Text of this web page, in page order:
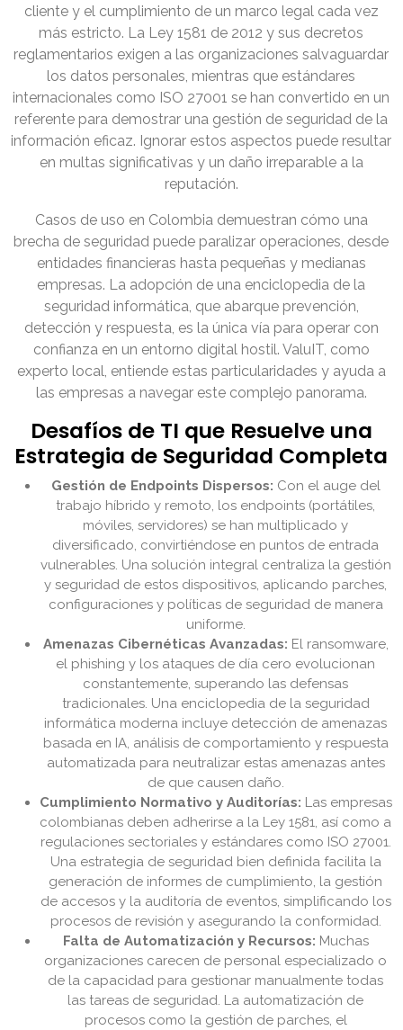
cliente y el cumplimiento de un marco legal cada vez
más estricto. La Ley 1581 de 2012 y sus decretos
reglamentarios exigen a las organizaciones salvaguardar
los datos personales, mientras que estándares
internacionales como ISO 27001 se han convertido en un
referente para demostrar una gestión de seguridad de la
información eficaz. Ignorar estos aspectos puede resultar
en multas significativas y un daño irreparable a la
reputación.
Casos de uso en Colombia demuestran cómo una
brecha de seguridad puede paralizar operaciones, desde
entidades financieras hasta pequeñas y medianas
empresas. La adopción de una enciclopedia de la
seguridad informática, que abarque prevención,
detección y respuesta, es la única vía para operar con
confianza en un entorno digital hostil. ValuIT, como
experto local, entiende estas particularidades y ayuda a
las empresas a navegar este complejo panorama.
Desafíos de TI que Resuelve una
Estrategia de Seguridad Completa
Gestión de Endpoints Dispersos: Con el auge del
trabajo híbrido y remoto, los endpoints (portátiles,
móviles, servidores) se han multiplicado y
diversificado, convirtiéndose en puntos de entrada
vulnerables. Una solución integral centraliza la gestión
y seguridad de estos dispositivos, aplicando parches,
configuraciones y políticas de seguridad de manera
uniforme.
Amenazas Cibernéticas Avanzadas: El ransomware,
el phishing y los ataques de día cero evolucionan
constantemente, superando las defensas
tradicionales. Una enciclopedia de la seguridad
informática moderna incluye detección de amenazas
basada en IA, análisis de comportamiento y respuesta
automatizada para neutralizar estas amenazas antes
de que causen daño.
Cumplimiento Normativo y Auditorías: Las empresas
colombianas deben adherirse a la Ley 1581, así como a
regulaciones sectoriales y estándares como ISO 27001.
Una estrategia de seguridad bien definida facilita la
generación de informes de cumplimiento, la gestión
de accesos y la auditoría de eventos, simplificando los
procesos de revisión y asegurando la conformidad.
Falta de Automatización y Recursos: Muchas
organizaciones carecen de personal especializado o
de la capacidad para gestionar manualmente todas
las tareas de seguridad. La automatización de
procesos como la gestión de parches, el